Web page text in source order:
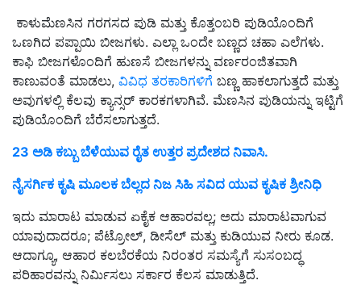
ಕಾಳುಮೆಣಸಿನ ಗರಗಸದ ಪುಡಿ ಮತ್ತು ಕೊತ್ತಂಬರಿ ಪುಡಿಯೊಂದಿಗೆ
ಒಣಗಿದ ಪಪ್ಪಾಯಿ ಬೀಜಗಳು. ಎಲ್ಲಾ ಒಂದೇ ಬಣ್ಣದ ಚಹಾ ಎಲೆಗಳು.
ಕಾಫಿ ಬೀಜಗಳೊಂದಿಗೆ ಹುಣಸೆ ಬೀಜಗಳನ್ನು ವರ್ಣರಂಜಿತವಾಗಿ
ಕಾಣುವಂತೆ ಮಾಡಲು, ವಿವಿಧ ತರಕಾರಿಗಳಿಗೆ ಬಣ್ಣ ಹಾಕಲಾಗುತ್ತದೆ ಮತ್ತು
ಅವುಗಳಲ್ಲಿ ಕೆಲವು ಕ್ಯಾನ್ಸರ್ ಕಾರಕಗಳಾಗಿವೆ. ಮೆಣಸಿನ ಪುಡಿಯನ್ನು ಇಟ್ಟಿಗೆ
ಪುಡಿಯೊಂದಿಗೆ ಬೆರೆಸಲಾಗುತ್ತದೆ.
23 ಅಡಿ ಕಬ್ಬು ಬೆಳೆಯುವ ರೈತ ಉತ್ತರ ಪ್ರದೇಶದ ನಿವಾಸಿ.
ನೈಸರ್ಗಿಕ ಕೃಷಿ ಮೂಲಕ ಬೆಲ್ಲದ ನಿಜ ಸಿಹಿ ಸವಿದ ಯುವ ಕೃಷಿಕ ಶ್ರೀನಿಧಿ
ಇದು ಮಾರಾಟ ಮಾಡುವ ಏಕೈಕ ಆಹಾರವಲ್ಲ; ಅದು ಮಾರಾಟವಾಗುವ
ಯಾವುದಾದರೂ; ಪೆಟ್ರೋಲ್, ಡೀಸೆಲ್ ಮತ್ತು ಕುಡಿಯುವ ನೀರು ಕೂಡ.
ಆದಾಗ್ಯೂ, ಆಹಾರ ಕಲಬೆರಕೆಯ ನಿರಂತರ ಸಮಸ್ಯೆಗೆ ಸುಸಂಬದ್ಧ
ಪರಿಹಾರವನ್ನು ನಿರ್ಮಿಸಲು ಸರ್ಕಾರ ಕೆಲಸ ಮಾಡುತ್ತಿದೆ.